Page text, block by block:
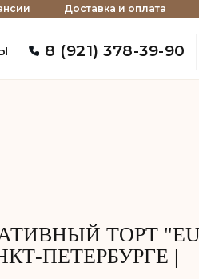
Доставка и оплата
8 (921) 378-39-90
ТОРТ
ПЕТЕРБУРГЕ |